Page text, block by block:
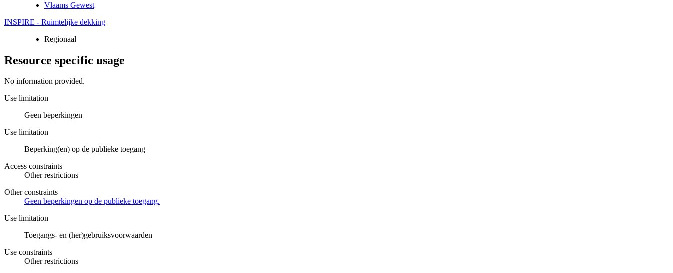
Vlaams Gewest
INSPIRE - Ruimtelijke dekking
Regionaal
Resource specific usage
No information provided.
Use limitation
Geen beperkingen
Use limitation
Beperking(en) op de publieke toegang
Access constraints
Other restrictions
Other constraints
Geen beperkingen op de publieke toegang.
Use limitation
Toegangs- en (her)gebruiksvoorwaarden
Use constraints
Other restrictions